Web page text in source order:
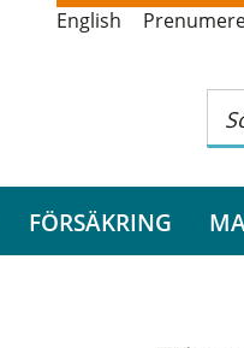
English
FÖRSÄKRING